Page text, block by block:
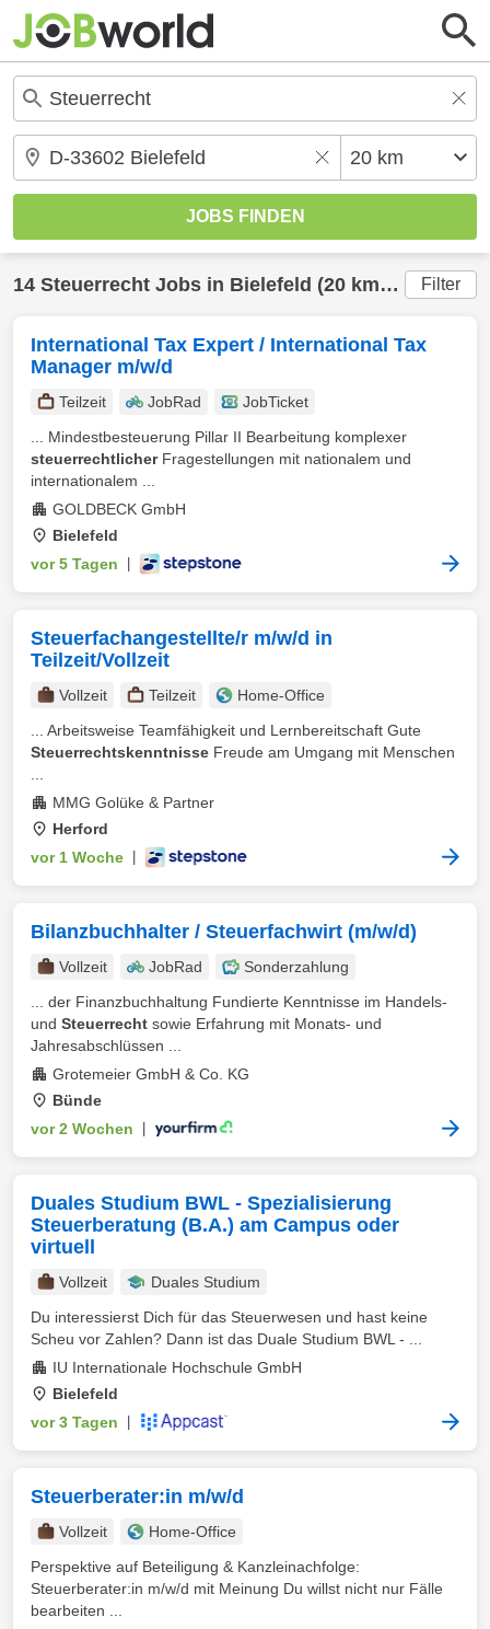
14 Steuerrecht Jobs in Bielefeld (20 km) gefunden Filter
International Tax Expert / International Tax
Manager m/w/d
Teilzeit JobRad
JobTicket
... Mindestbesteuerung Pillar II Bearbeitung komplexer
steuerrechtlicherFragestellungen mit nationalem und
internationalem ...
GOLDBECK GmbH
Bielefeld
vor 5 Tagen
Steuerfachangestellte/r m/w/d in
Teilzeit/Vollzeit
Vollzeit Teilzeit
Home-Office
... Arbeitsweise Teamfähigkeit und Lernbereitschaft Gute
Steuerrechtskenntnisse Freude am Umgang mit Menschen
MMG Golüke & Partner
Herford
vor 1 Woche
Bilanzbuchhalter / Steuerfachwirt (m/w/d)
Vollzeit JobRad
Sonderzahlung
... der Finanzbuchhaltung Fundierte Kenntnisse im Handels-
und Steuerrecht sowie Erfahrung mit Monats- und
Jahresabschlüssen ...
Grotemeier GmbH & Co. KG
Bünde
vor 2 Wochen
Duales Studium BWL - Spezialisierung
Steuerberatung (B.A.) am Campus oder
virtuell
Vollzeit
Duales Studium
Du interessierst Dich für das Steuerwesen und hast keine
Scheu vor Zahlen? Dann ist das Duale Studium BWL - ...
IU Internationale Hochschule GmbH
Bielefeld
vor 3 Tagen
Steuerberater:in m/w/d
Vollzeit
Home-Office
Perspektive auf Beteiligung & Kanzleinachfolge:
Steuerberater:in m/w/d mit Meinung Du willst nicht nur Fälle
bearbeiten ...